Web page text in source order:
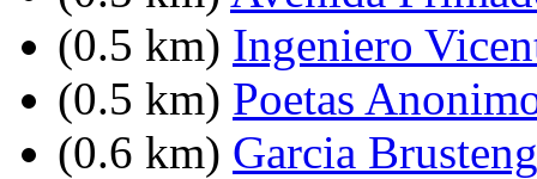
(0.5 km) Ingeniero
(0.5 km) Poetas
(0.6 km) Garcia